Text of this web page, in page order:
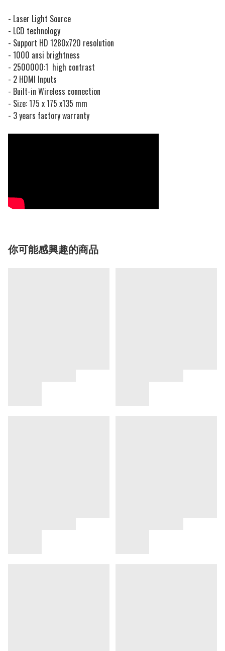
- Laser Light Source
- LCD technology
- Support HD 1280x720 resolution
- 1000 ansi brightness
- 2500000:1 high contrast
- 2 HDMI Inputs
- Built-in Wireless connection
- Size: 175 x 175 x135 mm
- 3 years factory warranty
你可能感興趣的商品